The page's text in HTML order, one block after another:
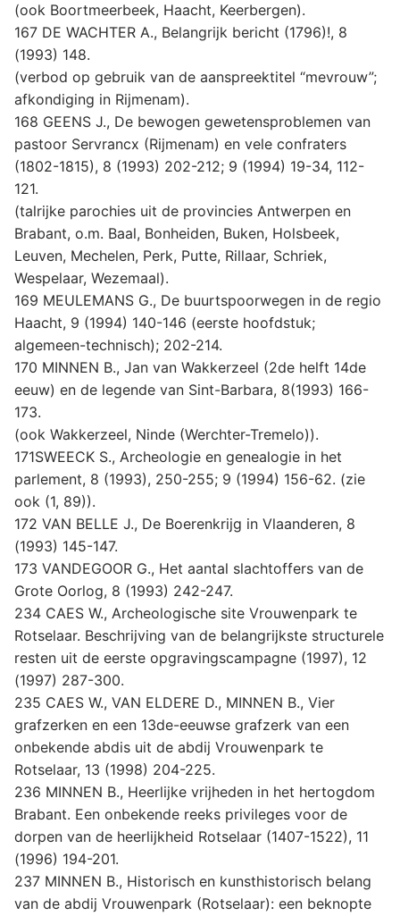
(ook Boortmeerbeek, Haacht, Keerbergen).
167 DE WACHTER A., Belangrijk bericht (1796)!, 8
(1993) 148.
(verbod op gebruik van de aanspreektitel “mevrouw”;
afkondiging in Rijmenam).
168 GEENS J., De bewogen gewetensproblemen van
pastoor Servrancx (Rijmenam) en vele confraters
(1802-1815), 8 (1993) 202-212; 9 (1994) 19-34, 112-
121.
(talrijke parochies uit de provincies Antwerpen en
Brabant, o.m. Baal, Bonheiden, Buken, Holsbeek,
Leuven, Mechelen, Perk, Putte, Rillaar, Schriek,
Wespelaar, Wezemaal).
169 MEULEMANS G., De buurtspoorwegen in de regio
Haacht, 9 (1994) 140-146 (eerste hoofdstuk;
algemeen-technisch); 202-214.
170 MINNEN B., Jan van Wakkerzeel (2de helft 14de
eeuw) en de legende van Sint-Barbara, 8(1993) 166-
173.
(ook Wakkerzeel, Ninde (Werchter-Tremelo)).
171SWEECK S., Archeologie en genealogie in het
parlement, 8 (1993), 250-255; 9 (1994) 156-62. (zie
ook (1, 89)).
172 VAN BELLE J., De Boerenkrijg in Vlaanderen, 8
(1993) 145-147.
173 VANDEGOOR G., Het aantal slachtoffers van de
Grote Oorlog, 8 (1993) 242-247.
234 CAES W., Archeologische site Vrouwenpark te
Rotselaar. Beschrijving van de belangrijkste structurele
resten uit de eerste opgravingscampagne (1997), 12
(1997) 287-300.
235 CAES W., VAN ELDERE D., MINNEN B., Vier
grafzerken en een 13de-eeuwse grafzerk van een
onbekende abdis uit de abdij Vrouwenpark te
Rotselaar, 13 (1998) 204-225.
236 MINNEN B., Heerlijke vrijheden in het hertogdom
Brabant. Een onbekende reeks privileges voor de
dorpen van de heerlijkheid Rotselaar (1407-1522), 11
(1996) 194-201.
237 MINNEN B., Historisch en kunsthistorisch belang
van de abdij Vrouwenpark (Rotselaar): een beknopte